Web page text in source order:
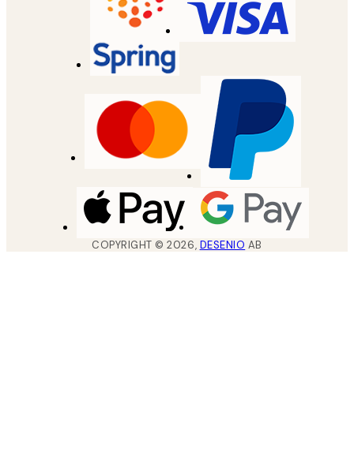
COPYRIGHT ©2026, DESENIO AB